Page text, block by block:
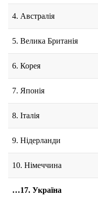
4. Австралія
5. Велика Британія
6. Корея
7. Японія
8. Італія
9. Нідерланди
10. Німеччина
…17. Україна